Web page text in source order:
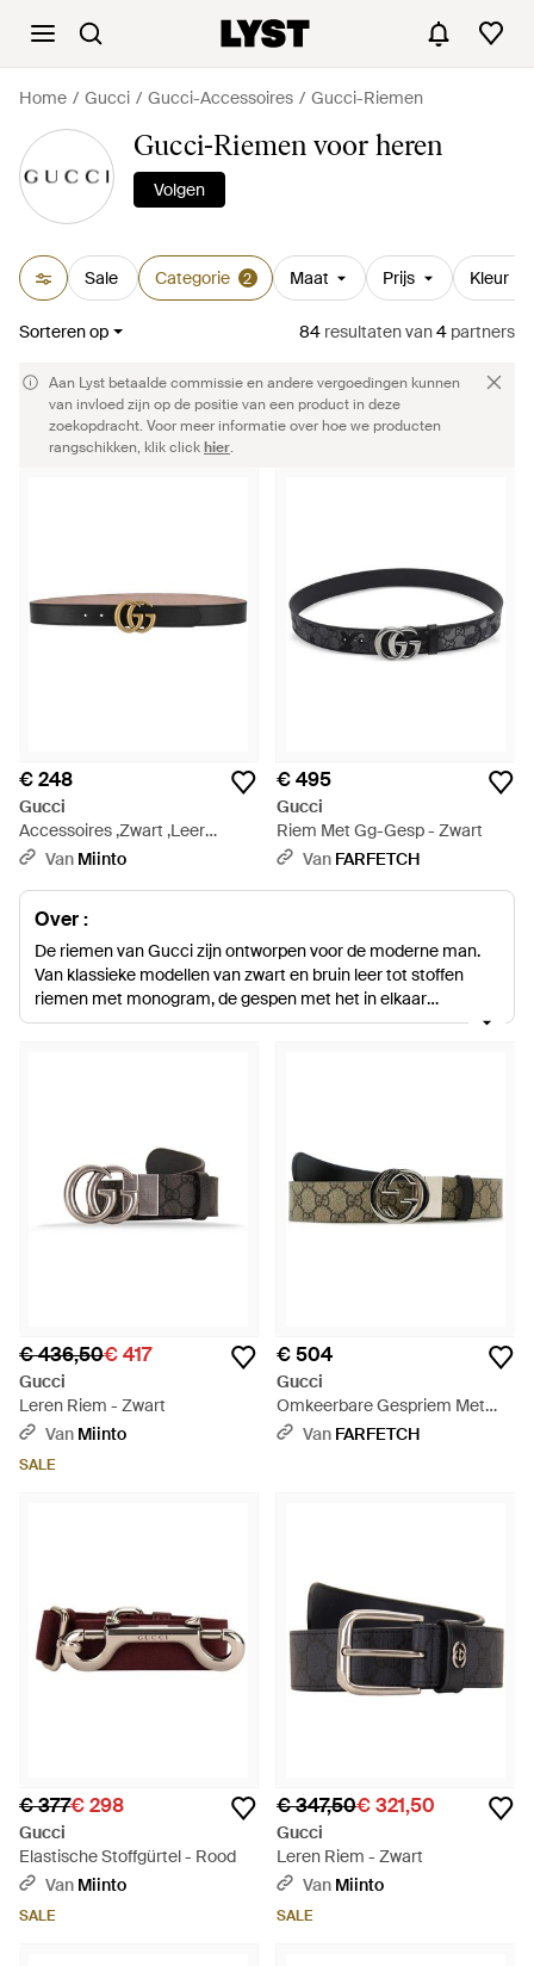
Home Gucci Gucci-Accessoires Gucci-Riemen
Gucci-Riemen voor heren
Volgen
Sale Categorie 2 Maat Prijs Kleur
Sorteren op 84 resultatenvan4 partners
Aan Lyst betaalde commissie en andere vergoedingen kunnen
van invloed zijn op de positie van een product in deze
zoekopdracht. Voor meer informatie over hoe we producten
rangschikken, klik clickhier.
€ 248
Gucci
Accessoires ,Zwart ,Leer
Double G Riem - Zwart
Van Miinto
€ 495
Gucci
Riem Met Gg-Gesp - Zwart
Van FARFETCH
Over :
De riemen van Gucci zijn ontworpen voor de moderne man.
Van klassieke modellen van zwart en bruin leer tot stoffen
riemen met monogram, de gespen met het in elkaar
grijpende G-logo en kenmerkende groene en rode strepen
€ 436,50€ 417
Gucci
Leren Riem - Zwart
Van Miinto
SALE
€ 504
Gucci
Omkeerbare Gespriem Met
Gg-Logo - Zwart
Van FARFETCH
€ 377€ 298
Gucci
Elastische Stoffgürtel - Rood
Van Miinto
SALE
€ 347,50€ 321,50
Gucci
Leren Riem - Zwart
Van Miinto
SALE